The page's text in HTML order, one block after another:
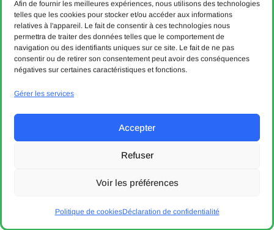
Afin de fournir les meilleures expériences, nous utilisons des technologies
telles que les cookies pour stocker et/ou accéder aux informations
relatives à l'appareil. Le fait de consentir à ces technologies nous
permettra de traiter des données telles que le comportement de
navigation ou des identifiants uniques sur ce site. Le fait de ne pas
consentir ou de retirer son consentement peut avoir des conséquences
négatives sur certaines caractéristiques et fonctions.
Gérer les services
Accepter
Refuser
Voir les préférences
Politique de cookiesDéclaration de confidentialité
protection des données
Politique de cookies
Aide & Contact
© 2004 - 8 août 2026. Communauté tarifaire vaudoise Mobilis.
Tous droits réservés.
Entreprises partenaires